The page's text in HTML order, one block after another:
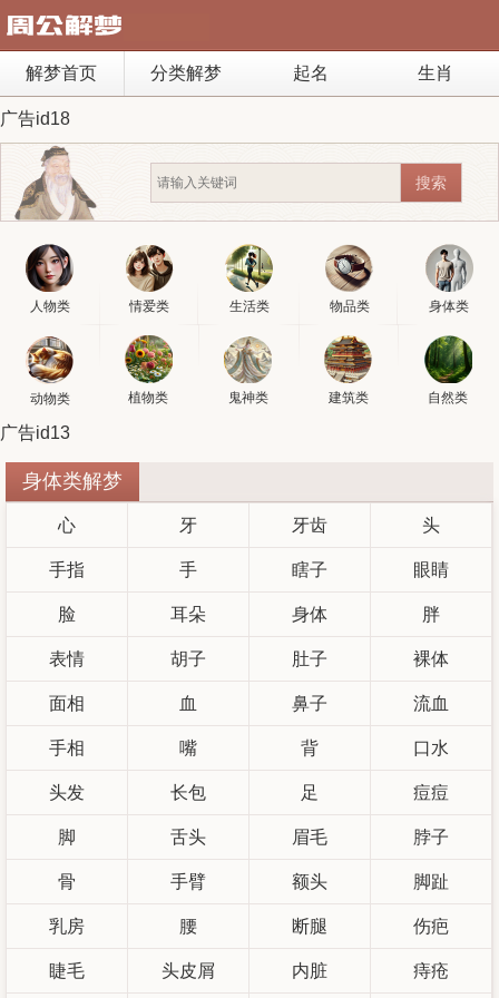
解梦首页 分类解梦 起名 生肖
广告id18
人物类 情爱类 生活类 物品类 身体类
动物类 植物类 鬼神类 建筑类 自然类
广告id13
身体类解梦
心 牙 牙齿 头
手指 手 瞎子 眼睛
脸 耳朵 身体 胖
表情 胡子 肚子 裸体
面相 血 鼻子 流血
手相 嘴 背 口水
头发 长包 足 痘痘
脚 舌头 眉毛 脖子
骨 手臂 额头 脚趾
乳房 腰 断腿 伤疤
睫毛 头皮屑 内脏 痔疮